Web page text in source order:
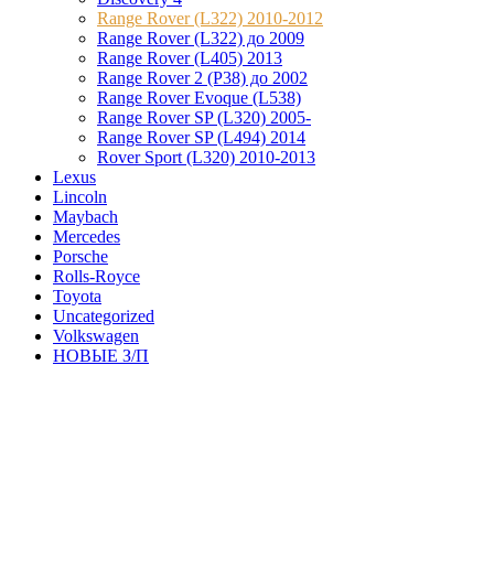
Range Rover (L322) 2010-2012
Range Rover (L322) до 2009
Range Rover (L405) 2013
Range Rover 2 (P38) до 2002
Range Rover Evoque (L538)
Range Rover SP (L320) 2005-
Range Rover SP (L494) 2014
Rover Sport (L320) 2010-2013
Lexus
Lincoln
Maybach
Mercedes
Porsche
Rolls-Royce
Toyota
Uncategorized
Volkswagen
НОВЫЕ З/П